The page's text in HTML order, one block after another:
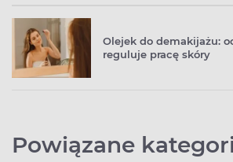
Olejek do demakijażu:
reguluje pracę skóry
Powiązane